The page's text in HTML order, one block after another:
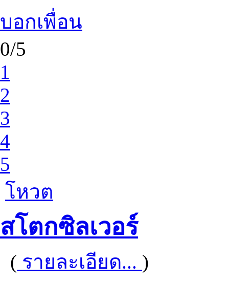
บอกเพื่อน
0/5
1
2
3
4
5
โหวต
สโตกซิลเวอร์
( รายละเอียด... )